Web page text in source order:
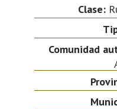
Clase:
Comunidad